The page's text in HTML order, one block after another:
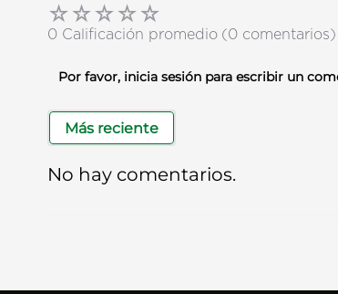
☆☆☆☆☆
0 Calificación promedio (0 comentarios)
Por favor, inicia sesión para escribir un
Más reciente
No hay comentarios.